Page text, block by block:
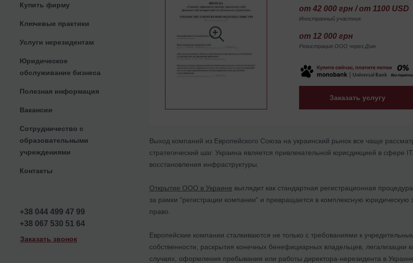
Купить фирму
Ключевые практики
Услуги нерезидентам
Юридическое
обслуживание бизнеса
Полезная информация
Вакансии
Сотрудничество с
образовательными
учреждениями
Контакты
+38 044 499 47 99
+38 067 530 51 64
Заказать звонок
от 42 000 грн / от 1100 USD
Иностранный участник
от 12 000 грн
Регистрация ООО через Дию
Заказать услугу
Выход компаний из Европейского Союза на украинский рынок все чаще
стратегический шаг. Украина является привлекательной юрисдикцией в сфере
восстановления инфраструктуры.
Открытие ООО в Украине выглядит как стандартная регистрационная
за рамки “регистрации компании” и превращается в комплексную
право.
Европейские компании сталкиваются не только с требованиями к
собственности, раскрытия конечных бенефициарных владельцев, легализации
случаях, оформления пребывания или работы директора-нерезидента в